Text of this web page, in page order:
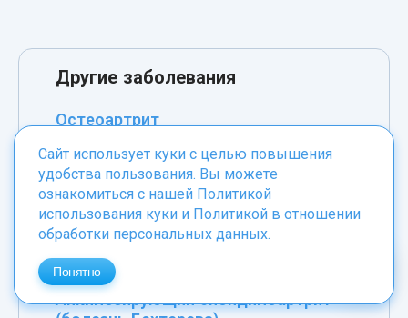
Другие заболевания
Остеоартрит
Опухоли почек и мочеточника
Камни в почках
Системная красная волчанка
Артроз
Деформирующий артроз
Анкилозирующий спондилоартрит
Сайт использует куки с целью повышения
удобства пользования. Вы можете
ознакомиться с нашей Политикой
использования куки и Политикой в отношении
обработки персональных данных.
Понятно